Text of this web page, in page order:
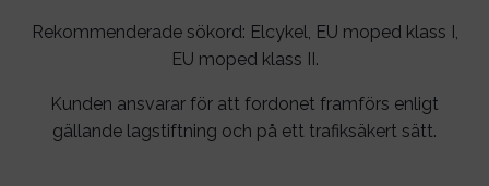
Rekommenderade sökord: Elcykel, EU moped klass I,
EU moped klass II.
Kunden ansvarar för att fordonet framförs enligt
gällande lagstiftning och på ett trafiksäkert sätt.